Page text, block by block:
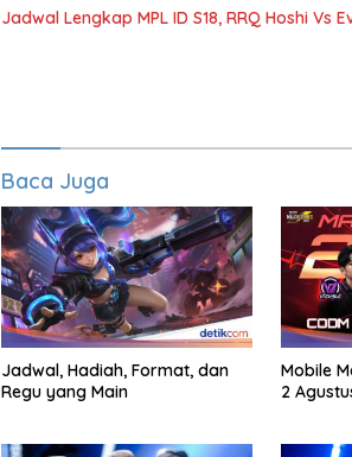
Jadwal Lengkap MPL ID S18, RRQ Hoshi Vs
Baca Juga
Jadwal, Hadiah, Format, dan
Regu yang Main
Mobile
2